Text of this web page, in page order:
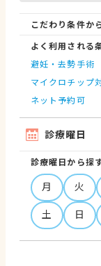
こだわり条件か
よく利用される
避妊・去勢手術
マイクロチップ
ネット予約可
診療曜日
診療曜日から探
月 火
土
日